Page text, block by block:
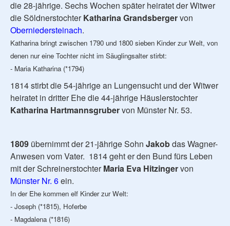
die 28-jährige. Sechs Wochen später heiratet der Witwer
die SöldnerstochterKatharina Grandsbergervon
Oberniedersteinach.
Katharina bringt zwischen 1790 und 1800 sieben Kinder zur Welt, von
denen nur eine Tochter nicht im Säuglingsalter stirbt:
- Maria Katharina (*1794)
1814 stirbt die 54-jährige an Lungensucht und der Witwer
heiratet in dritter Ehe die 44-jährige Häuslerstochter
Katharina Hartmannsgrubervon Münster Nr. 53.
1809 übernimmt der 21-jährige Sohn Jakobdas Wagner-
Anwesen vom Vater. 1814 geht er den Bund fürs Leben
mit der SchreinerstochterMaria Eva Hitzingervon
Münster Nr. 6ein.
In der Ehe kommen elf Kinder zur Welt:
- Joseph (*1815), Hoferbe
- Magdalena (*1816)